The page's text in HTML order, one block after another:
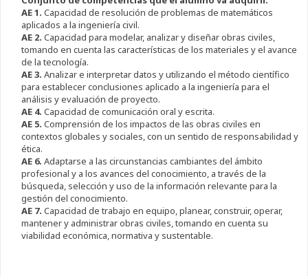
AE 1. Capacidad de resolución de problemas de matemáticos
aplicados a la ingeniería civil.
AE 2. Capacidad para modelar, analizar y diseñar obras civiles,
tomando en cuenta las características de los materiales y el avance
de la tecnología.
AE 3. Analizar e interpretar datos y utilizando el método científico
para establecer conclusiones aplicado a la ingeniería para el
análisis y evaluación de proyecto.
AE 4. Capacidad de comunicación oral y escrita.
AE 5. Comprensión de los impactos de las obras civiles en
contextos globales y sociales, con un sentido de responsabilidad y
ética.
AE 6. Adaptarse a las circunstancias cambiantes del ámbito
profesional y a los avances del conocimiento, a través de la
búsqueda, selección y uso de la información relevante para la
gestión del conocimiento.
AE 7. Capacidad de trabajo en equipo, planear, construir, operar,
mantener y administrar obras civiles, tomando en cuenta su
viabilidad económica, normativa y sustentable.